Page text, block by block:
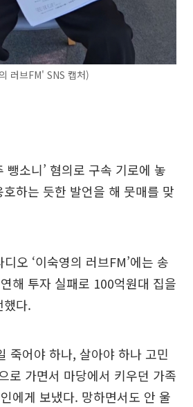
러브FM' SNS 캡처)
뺑소니’ 혐의로 구속 기로에 놓
하는 듯한 발언을 해 뭇매를 맞
오 ‘이숙영의 러브FM’에는 송
해 투자 실패로 100억원대 집을
했다.
죽어야 하나, 살아야 하나 고민
로 가면서 마당에서 키우던 가족
에게 보냈다. 망하면서도 안 울